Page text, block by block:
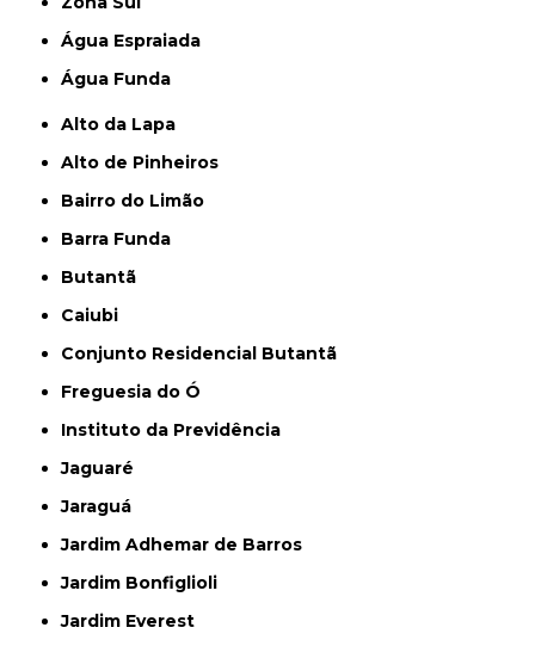
Água Espraiada
Água Funda
Alto da Lapa
Alto de Pinheiros
Bairro do Limão
Barra Funda
Butantã
Caiubi
Conjunto Residencial Butantã
Freguesia do Ó
Instituto da Previdência
Jaguaré
Jaraguá
Jardim Adhemar de Barros
Jardim Bonfiglioli
Jardim Everest